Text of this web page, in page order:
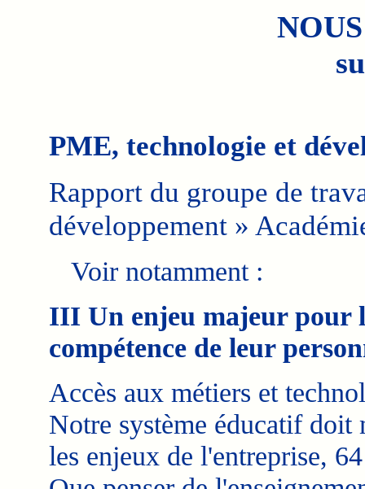
PME, technologie et
Rapport du groupe de
développement »
Voir notamment :
III Un enjeu majeur pour
compétence de leur
Accès aux métiers et
Notre système éducatif doit
les enjeux de l'entreprise, 64